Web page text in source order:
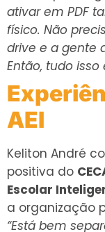
ativar em PDF
físico. Não
drive e a gente
Então, tudo
AEI
Keliton André
positiva do
Escolar
a organização
“Está bem